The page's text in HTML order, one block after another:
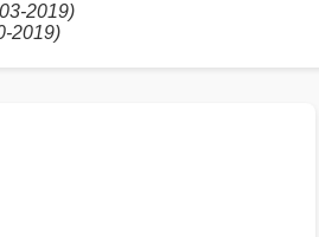
2019)
2019)